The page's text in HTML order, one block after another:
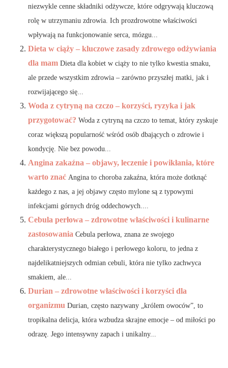
niezwykle cenne składniki odżywcze, które odgrywają kluczową
rolę w utrzymaniu zdrowia. Ich prozdrowotne właściwości
wpływają na funkcjonowanie serca, mózgu...
Dieta w ciąży – kluczowe zasady zdrowego odżywiania
dla mam Dieta dla kobiet w ciąży to nie tylko kwestia smaku,
ale przede wszystkim zdrowia – zarówno przyszłej matki, jak i
rozwijającego się...
Woda z cytryną na czczo – korzyści, ryzyka i jak
przygotować? Woda z cytryną na czczo to temat, który zyskuje
coraz większą popularność wśród osób dbających o zdrowie i
kondycję. Nie bez powodu...
Angina zakaźna – objawy, leczenie i powikłania, które
warto znać Angina to choroba zakaźna, która może dotknąć
każdego z nas, a jej objawy często mylone są z typowymi
infekcjami górnych dróg oddechowych....
Cebula perłowa – zdrowotne właściwości i kulinarne
zastosowania Cebula perłowa, znana ze swojego
charakterystycznego białego i perłowego koloru, to jedna z
najdelikatniejszych odmian cebuli, która nie tylko zachwyca
smakiem, ale...
Durian – zdrowotne właściwości i korzyści dla
organizmu Durian, często nazywany „królem owoców”, to
tropikalna delicja, która wzbudza skrajne emocje – od miłości po
odrazę. Jego intensywny zapach i unikalny...